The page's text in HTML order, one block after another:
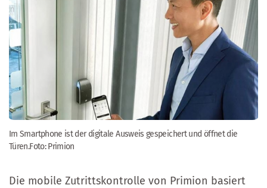
Im Smartphone ist der digitale Ausweis gespeichert und öffnet die
Türen.Foto: Primion
Die mobile Zutrittskontrolle von Primion basiert